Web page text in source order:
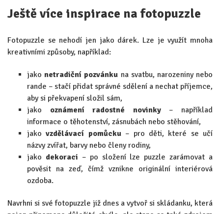
Ještě více inspirace na fotopuzzle
Fotopuzzle se nehodí jen jako dárek. Lze je využít mnoha
kreativními způsoby, například:
jako netradiční pozvánku na svatbu, narozeniny nebo
rande – stačí přidat správné sdělení a nechat příjemce,
aby si překvapení složil sám,
jako oznámení radostné novinky– například
informace o těhotenství, zásnubách nebo stěhování,
jakovzdělávací pomůcku– pro děti, které se učí
názvy zvířat, barvy nebo členy rodiny,
jako dekoraci – po složení lze puzzle zarámovat a
pověsit na zeď, čímž vznikne originální interiérová
ozdoba.
Navrhni si své fotopuzzle již dnes a vytvoř si skládanku, která